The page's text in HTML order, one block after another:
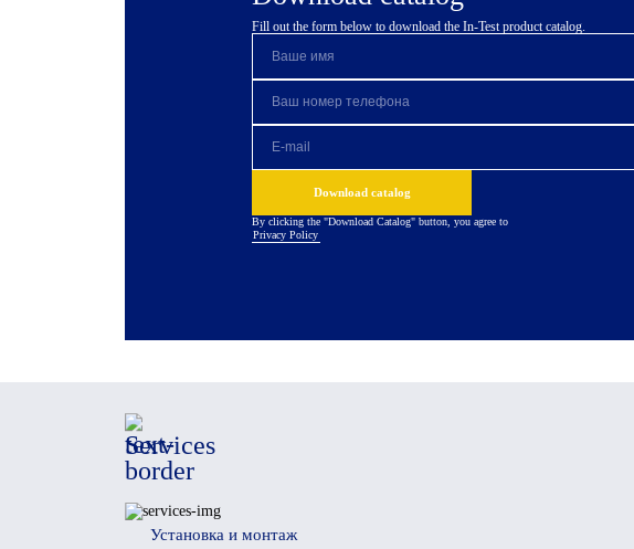
Fill out the form below to download the In-Test product catalog.
Download catalog
By clicking the "Download Catalog" button, you agree to
Privacy Policy
Services
Установка и монтаж